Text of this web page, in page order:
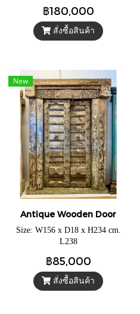
ประกอบน็อคดาวน์ โดดเด่นที่
หัวเสาวงกบสูง แกะสักลายทะ
แยงเป็นชั้นๆ
฿180,000
สั่งซื้อสินค้า
New
Antique Wooden Door
Size: W156 x D18 x H234 cm.
L238
฿85,000
สั่งซื้อสินค้า